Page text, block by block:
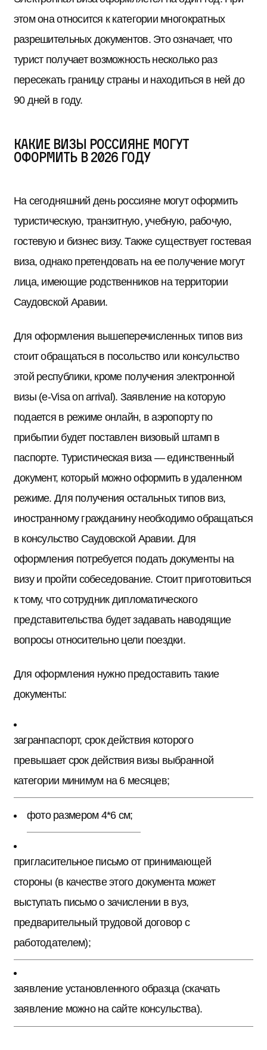
этом она относится к категории многократных
разрешительных документов. Это означает, что
турист получает возможность несколько раз
пересекать границу страны и находиться в ней до
90 дней в году.
Какие визы россияне могут
оформить в 2026 году
На сегодняшний день россияне могут оформить
туристическую, транзитную, учебную, рабочую,
гостевую и бизнес визу. Также существует гостевая
виза, однако претендовать на ее получение могут
лица, имеющие родственников на территории
Саудовской Аравии.
Для оформления вышеперечисленных типов виз
стоит обращаться в посольство или консульство
этой республики, кроме получения электронной
визы (e-Visa on arrival). Заявление на которую
подается в режиме онлайн, в аэропорту по
прибытии будет поставлен визовый штамп в
паспорте. Туристическая виза — единственный
документ, который можно оформить в удаленном
режиме. Для получения остальных типов виз,
иностранному гражданину необходимо обращаться
в консульство Саудовской Аравии. Для
оформления потребуется подать документы на
визу и пройти собеседование. Стоит приготовиться
к тому, что сотрудник дипломатического
представительства будет задавать наводящие
вопросы относительно цели поездки.
Для оформления нужно предоставить такие
документы:
загранпаспорт, срок действия которого
превышает срок действия визы выбранной
категории минимум на 6 месяцев;
фото размером 4*6 см;
пригласительное письмо от принимающей
стороны (в качестве этого документа может
выступать письмо о зачислении в вуз,
предварительный трудовой договор с
работодателем);
заявление установленного образца (скачать
заявление можно на сайте консульства).